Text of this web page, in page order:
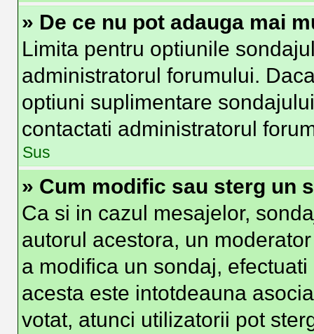
» De ce nu pot adauga mai
Limita pentru optiunile
administratorul forumului.
optiuni suplimentare
contactati administratorul
Sus
» Cum modific sau sterg un
Ca si in cazul mesajelor,
autorul acestora, un
a modifica un sondaj,
acesta este intotdeauna
votat, atunci utilizatorii pot